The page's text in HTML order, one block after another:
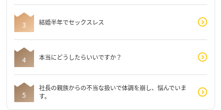
結婚半年でセックスレス
本当にどうしたらいいですか？
社長の親族からの不当な扱いで体調を崩し、悩んでいま
す。